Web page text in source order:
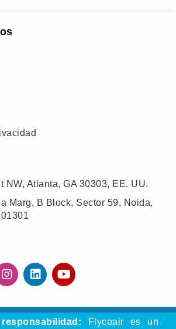
NW, Atlanta, GA 30303, EE. UU.
Marg, B Block, Sector 59, Noida,
Flycoair es un